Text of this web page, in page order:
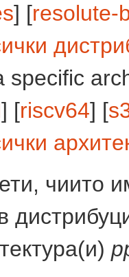
] [resolute-
specific
] [riscv64] [
чиито